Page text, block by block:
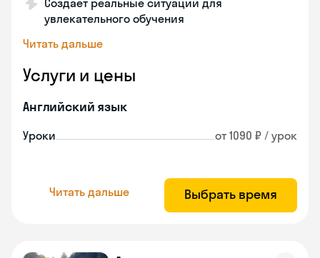
Создает реальные ситуации для
увлекательного обучения
Читать дальше
Услуги и цены
Английский язык
Уроки от 1090 ₽ / урок
Читать дальше Выбрать время